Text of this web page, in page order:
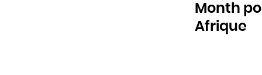
Month
Afrique